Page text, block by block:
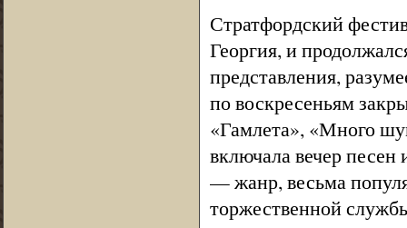
Стратфордский
Георгия, и
представления,
по воскресеньям
«Гамлета», «Много
включала вечер
— жанр, весьма
торжественной